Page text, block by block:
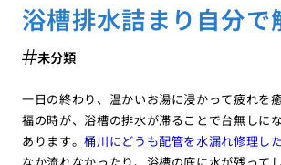
浴槽排水詰まり自分で
未分類
一日の終わり、温かいお湯に浸かって疲れを
福の時が、浴槽の排水が滞ることで台無しに
あります。桶川にどうも配管を水漏れ修理し